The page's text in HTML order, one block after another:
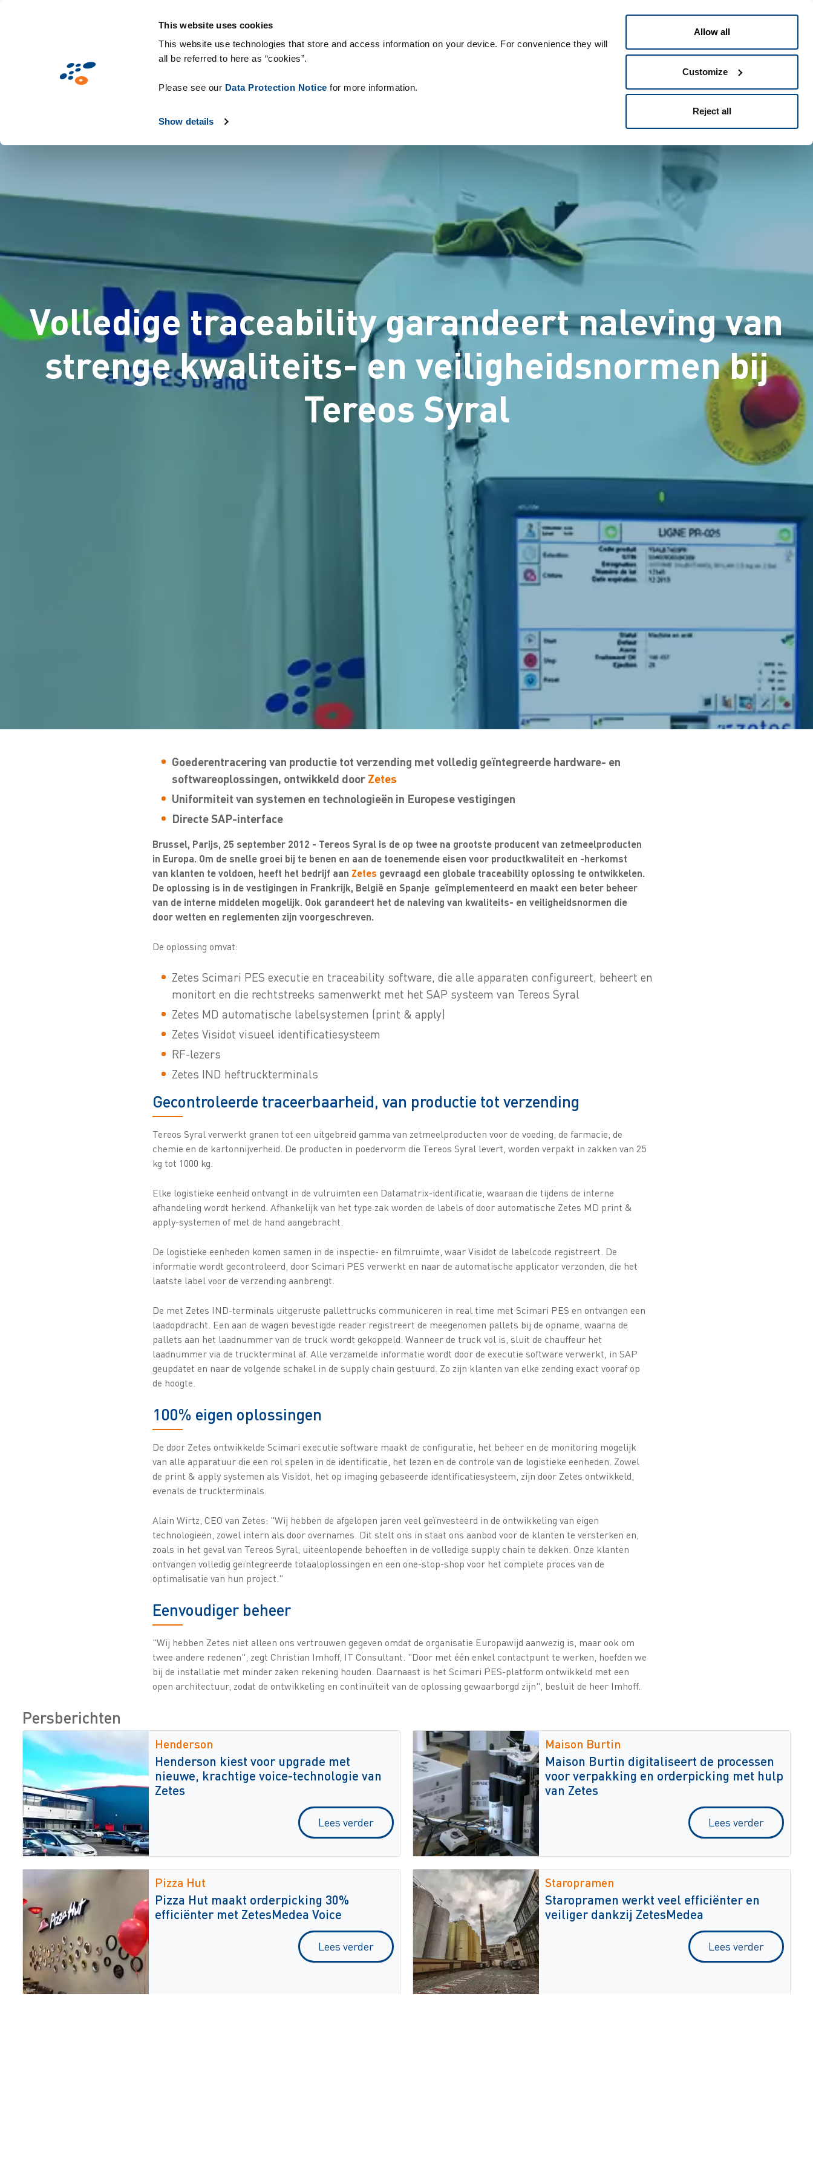
This website uses cookies
This website use technologies that store and access information on your device. For convenience they will
all be referred to here as “cookies”.
Please see our Data Protection Notice for more information.
Show details
Allow all
Customize
Reject all
Markten Technologieën & Supplies
Volledige traceability garandeert naleving van
strenge kwaliteits- en veiligheidsnormen bij
Tereos Syral
Goederentracering van productie tot verzending met volledig geïntegreerde hardware- en
softwareoplossingen, ontwikkeld door Zetes
Uniformiteit van systemen en technologieën in Europese vestigingen
Directe SAP-interface
Brussel, Parijs, 25 september 2012 - Tereos Syral is de op twee na grootste producent van zetmeelproducten
in Europa. Om de snelle groei bij te benen en aan de toenemende eisen voor productkwaliteit en -herkomst
van klanten te voldoen, heeft het bedrijf aan Zetes gevraagd een globale traceability oplossing te ontwikkelen.
De oplossing is in de vestigingen in Frankrijk, België en Spanje geïmplementeerd en maakt een beter beheer
van de interne middelen mogelijk. Ook garandeert het de naleving van kwaliteits- en veiligheidsnormen die
door wetten en reglementen zijn voorgeschreven.
De oplossing omvat:
Zetes Scimari PES executie en traceability software, die alle apparaten configureert, beheert en
monitort en die rechtstreeks samenwerkt met het SAP systeem van Tereos Syral
Zetes MD automatische labelsystemen (print & apply)
Zetes Visidot visueel identificatiesysteem
RF-lezers
Zetes IND heftruckterminals
Gecontroleerde traceerbaarheid, van productie tot verzending
Tereos Syral verwerkt granen tot een uitgebreid gamma van zetmeelproducten voor de voeding, de farmacie, de
chemie en de kartonnijverheid. De producten in poedervorm die Tereos Syral levert, worden verpakt in zakken van 25
kg tot 1000 kg.
Elke logistieke eenheid ontvangt in de vulruimten een Datamatrix-identificatie, waaraan die tijdens de interne
afhandeling wordt herkend. Afhankelijk van het type zak worden de labels of door automatische Zetes MD print &
apply-systemen of met de hand aangebracht.
De logistieke eenheden komen samen in de inspectie- en filmruimte, waar Visidot de labelcode registreert. De
informatie wordt gecontroleerd, door Scimari PES verwerkt en naar de automatische applicator verzonden, die het
laatste label voor de verzending aanbrengt.
De met Zetes IND-terminals uitgeruste pallettrucks communiceren in real time met Scimari PES en ontvangen een
laadopdracht. Een aan de wagen bevestigde reader registreert de meegenomen pallets bij de opname, waarna de
pallets aan het laadnummer van de truck wordt gekoppeld. Wanneer de truck vol is, sluit de chauffeur het
laadnummer via de truckterminal af. Alle verzamelde informatie wordt door de executie software verwerkt, in SAP
geupdatet en naar de volgende schakel in de supply chain gestuurd. Zo zijn klanten van elke zending exact vooraf op
de hoogte.
100% eigen oplossingen
De door Zetes ontwikkelde Scimari executie software maakt de configuratie, het beheer en de monitoring mogelijk
van alle apparatuur die een rol spelen in de identificatie, het lezen en de controle van de logistieke eenheden. Zowel
de print & apply systemen als Visidot, het op imaging gebaseerde identificatiesysteem, zijn door Zetes ontwikkeld,
evenals de truckterminals.
Alain Wirtz, CEO van Zetes: "Wij hebben de afgelopen jaren veel geïnvesteerd in de ontwikkeling van eigen
technologieën, zowel intern als door overnames. Dit stelt ons in staat ons aanbod voor de klanten te versterken en,
zoals in het geval van Tereos Syral, uiteenlopende behoeften in de volledige supply chain te dekken. Onze klanten
ontvangen volledig geïntegreerde totaaloplossingen en een one-stop-shop voor het complete proces van de
optimalisatie van hun project."
Eenvoudiger beheer
"Wij hebben Zetes niet alleen ons vertrouwen gegeven omdat de organisatie Europawijd aanwezig is, maar ook om
twee andere redenen", zegt Christian Imhoff, IT Consultant. "Door met één enkel contactpunt te werken, hoefden we
bij de installatie met minder zaken rekening houden. Daarnaast is het Scimari PES-platform ontwikkeld met een
open architectuur, zodat de ontwikkeling en continuïteit van de oplossing gewaarborgd zijn", besluit de heer Imhoff.
Persberichten
Henderson
Henderson kiest voor upgrade met
nieuwe, krachtige voice-technologie van
Zetes
Lees verder
Maison Burtin
Maison Burtin digitaliseert de processen
voor verpakking en orderpicking met hulp
van Zetes
Lees verder
Pizza Hut
Pizza Hut maakt orderpicking 30%
efficiënter met ZetesMedea Voice
Lees verder
Staropramen
Staropramen werkt veel efficiënter en
veiliger dankzij ZetesMedea
Lees verder